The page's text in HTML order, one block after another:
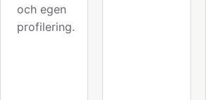
och egen
profilering.